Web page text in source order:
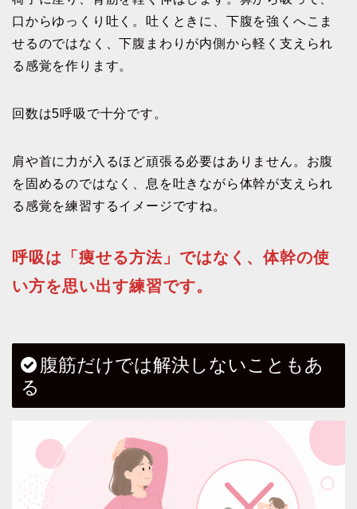
口からゆっくり吐く。吐くときに、下腹を強くへこま
せるのではなく、下腹まわりが内側から軽く支えられ
る感覚を作ります。
回数は5呼吸で十分です。
肩や首に力が入るほど頑張る必要はありません。お腹
を固めるのではなく、息を吐きながら体幹が支えられ
る感覚を練習するイメージですね。
呼吸は「痩せる方法」ではなく、体幹の使
い方を思い出す練習です。
腹筋だけでは解決しないこともあ
る